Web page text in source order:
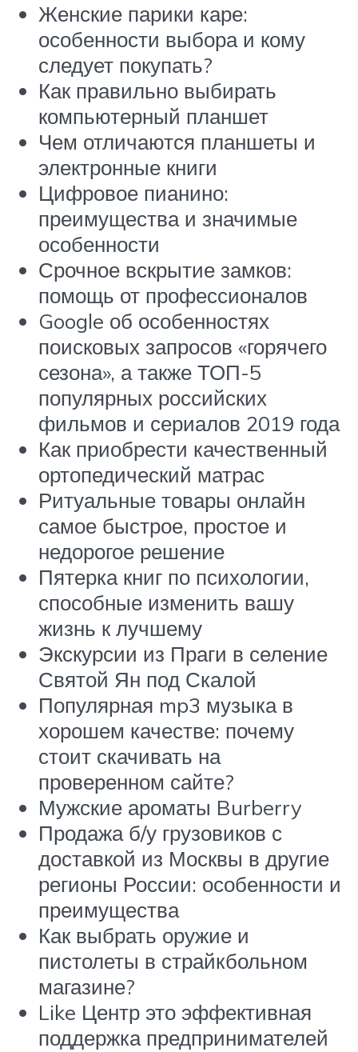
Женские парики каре:
особенности выбора и кому
следует покупать?
Как правильно выбирать
компьютерный планшет
Чем отличаются планшеты и
электронные книги
Цифровое пианино:
преимущества и значимые
особенности
Срочное вскрытие замков:
помощь от профессионалов
Google об особенностях
поисковых запросов «горячего
сезона», а также ТОП-5
популярных российских
фильмов и сериалов 2019 года
Как приобрести качественный
ортопедический матрас
Ритуальные товары онлайн
самое быстрое, простое и
недорогое решение
Пятерка книг по психологии,
способные изменить вашу
жизнь к лучшему
Экскурсии из Праги в селение
Святой Ян под Скалой
Популярная mp3 музыка в
хорошем качестве: почему
стоит скачивать на
проверенном сайте?
Мужские ароматы Burberry
Продажа б/у грузовиков с
доставкой из Москвы в другие
регионы России: особенности и
преимущества
Как выбрать оружие и
пистолеты в страйкбольном
магазине?
Like Центр это эффективная
поддержка предпринимателей